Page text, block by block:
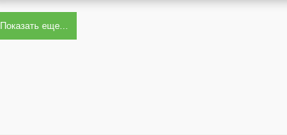
Показать еще...